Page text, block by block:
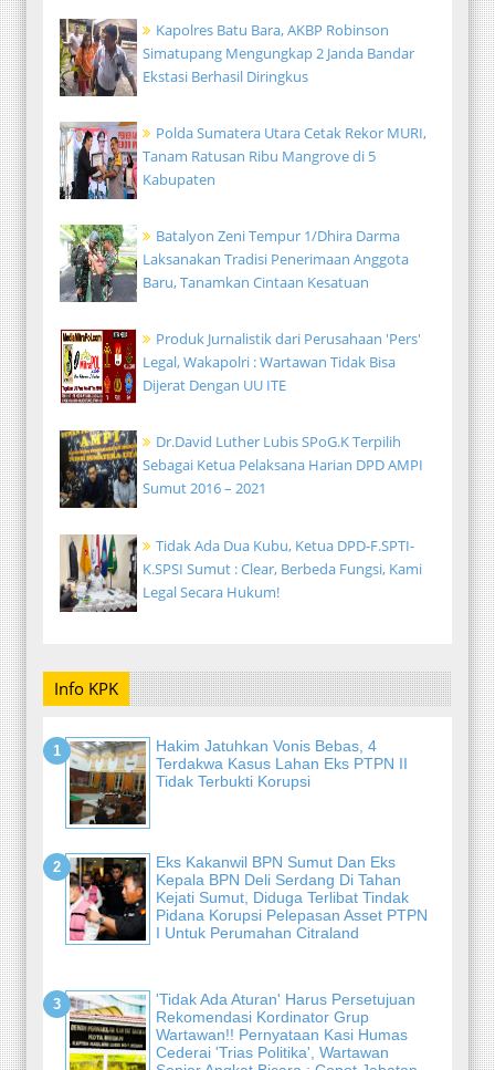
Kapolres Batu Bara, AKBP Robinson
Simatupang Mengungkap 2 Janda Bandar
Ekstasi Berhasil Diringkus
Polda Sumatera Utara Cetak Rekor MURI,
Tanam Ratusan Ribu Mangrove di 5
Kabupaten
Batalyon Zeni Tempur 1/Dhira Darma
Laksanakan Tradisi Penerimaan Anggota
Baru, Tanamkan Cintaan Kesatuan
Produk Jurnalistik dari Perusahaan 'Pers'
Legal, Wakapolri : Wartawan Tidak Bisa
Dijerat Dengan UU ITE
Dr.David Luther Lubis SPoG.K Terpilih
Sebagai Ketua Pelaksana Harian DPD AMPI
Sumut 2016 – 2021
Tidak Ada Dua Kubu, Ketua DPD-F.SPTI-
K.SPSI Sumut : Clear, Berbeda Fungsi, Kami
Legal Secara Hukum!
Info KPK
Hakim Jatuhkan Vonis Bebas, 4
Terdakwa Kasus Lahan Eks PTPN II
Tidak Terbukti Korupsi
Eks Kakanwil BPN Sumut Dan Eks
Kepala BPN Deli Serdang Di Tahan
Kejati Sumut, Diduga Terlibat Tindak
Pidana Korupsi Pelepasan Asset PTPN
I Untuk Perumahan Citraland
'Tidak Ada Aturan' Harus Persetujuan
Rekomendasi Kordinator Grup
Wartawan!! Pernyataan Kasi Humas
Cederai 'Trias Politika', Wartawan